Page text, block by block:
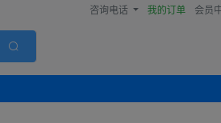
咨询电话 我的订单 会员